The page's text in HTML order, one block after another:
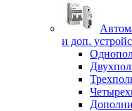
и доп.